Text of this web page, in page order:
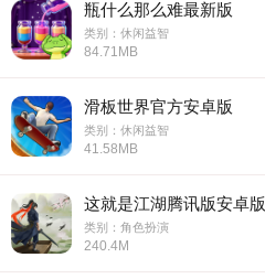
瓶什么那么难最新版
类别：休闲益智
84.71MB
滑板世界官方安卓版
类别：休闲益智
41.58MB
这就是江湖腾讯版安卓版
类别：角色扮演
240.4M